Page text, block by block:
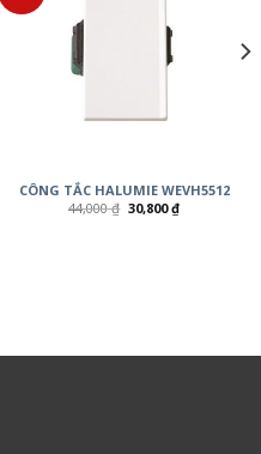
CÔNG TẮC HALUMIE WEVH5512
44,000₫ 30,800₫